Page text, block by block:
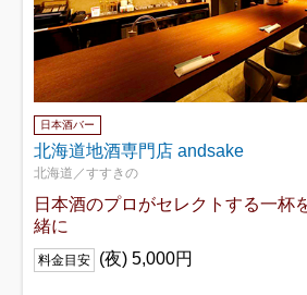
日本酒バー
北海道地酒専門店 andsake
北海道／すすきの
日本酒のプロがセレクトする一杯
緒に
料金目安 (夜) 5,000円